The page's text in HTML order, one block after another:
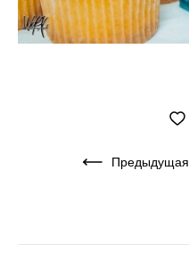
Предыдущая